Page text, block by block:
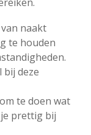
naakt
te houden
bij deze
te doen wat
prettig bij